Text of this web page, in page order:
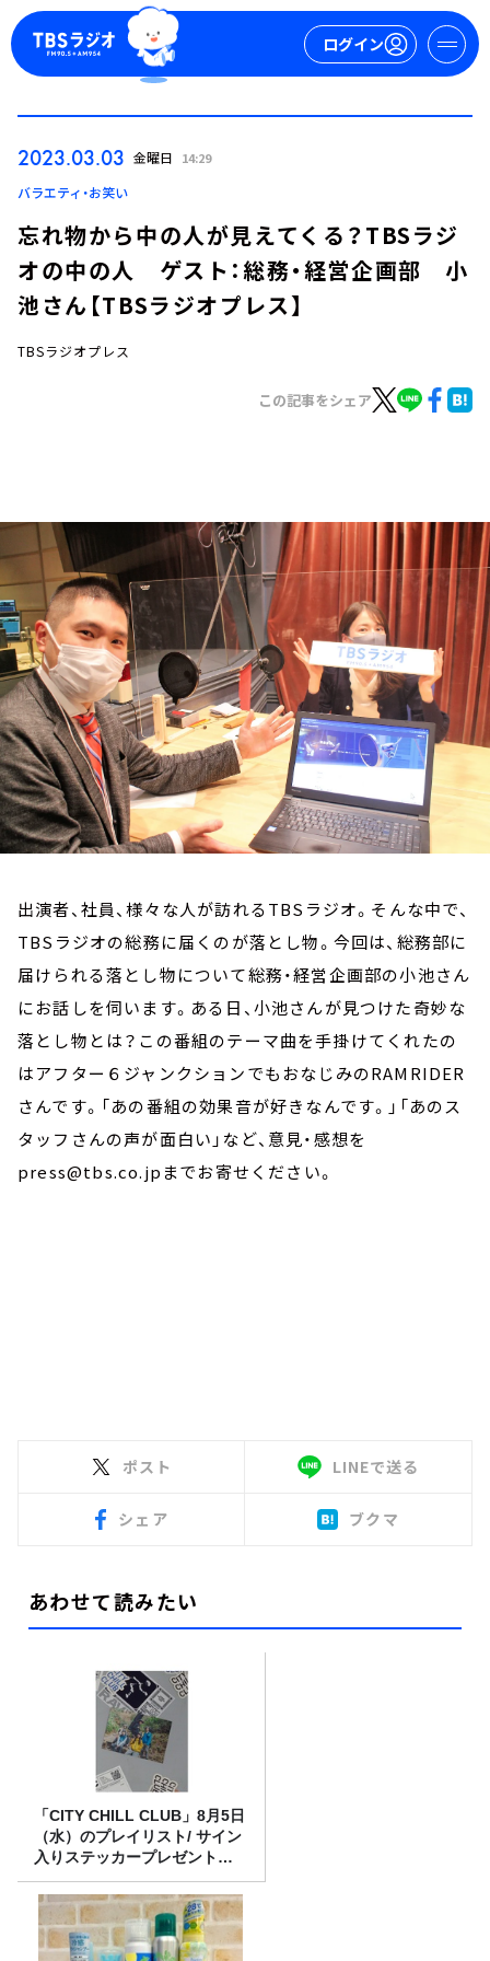
ログイン
ログイン
イベント・グッズ
YouTube
会社情報
2023.03.03 金曜日 14:29
バラエティ・お笑い
忘れ物から中の人が見えてくる？TBSラジ
オの中の人 ゲスト：総務・経営企画部 小
池さん【TBSラジオプレス】
TBSラジオプレス
この記事をシェア
出演者、社員、様々な人が訪れるTBSラジオ。そんな中で、
TBSラジオの総務に届くのが落とし物。今回は、総務部に
届けられる落とし物について総務・経営企画部の小池さん
にお話しを伺います。ある日、小池さんが見つけた奇妙な
落とし物とは？この番組のテーマ曲を手掛けてくれたの
はアフター６ジャンクションでもおなじみのRAMRIDER
さんです。「あの番組の効果音が好きなんです。」「あのス
タッフさんの声が面白い」など、意見・感想を
press@tbs.co.jpまでお寄せください。
ポスト LINEで送る
シェア ブクマ
あわせて読みたい
「CITY CHILL CLUB」8月5日
（水）のプレイリスト/ サイン
入りステッカープレゼント有
り